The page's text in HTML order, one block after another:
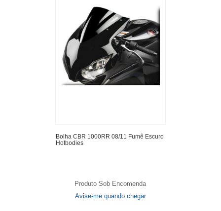
Bolha CBR 1000RR 08/11 Fumê Escuro
Hotbodies
Produto Sob Encomenda
Avise-me quando chegar